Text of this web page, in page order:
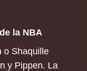
la NBA
o Shaquille
y Pippen. La